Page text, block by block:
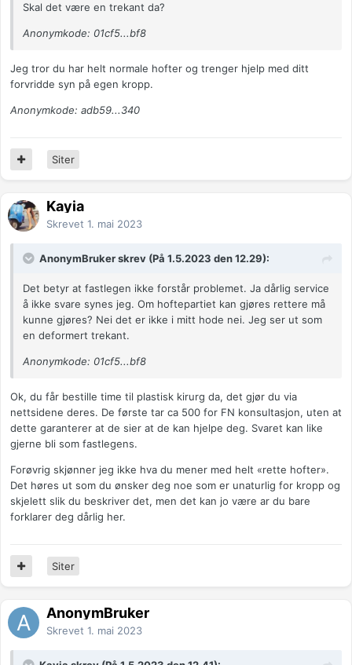
Skal det være en trekant da?
Anonymkode: 01cf5...bf8
Jeg tror du har helt normale hofter og trenger hjelp med ditt
forvridde syn på egen kropp.
Anonymkode: adb59...340
Siter
Kayia
Skrevet 1. mai 2023
AnonymBruker skrev (På 1.5.2023 den 12.29):
Det betyr at fastlegen ikke forstår problemet. Ja dårlig service
å ikke svare synes jeg. Om hoftepartiet kan gjøres rettere må
kunne gjøres? Nei det er ikke i mitt hode nei. Jeg ser ut som
en deformert trekant.
Anonymkode: 01cf5...bf8
Ok, du får bestille time til plastisk kirurg da, det gjør du via
nettsidene deres. De første tar ca 500 for FN konsultasjon, uten at
dette garanterer at de sier at de kan hjelpe deg. Svaret kan like
gjerne bli som fastlegens.
Forøvrig skjønner jeg ikke hva du mener med helt «rette hofter».
Det høres ut som du ønsker deg noe som er unaturlig for kropp og
skjelett slik du beskriver det, men det kan jo være ar du bare
forklarer deg dårlig her.
Siter
AnonymBruker
Skrevet 1. mai 2023